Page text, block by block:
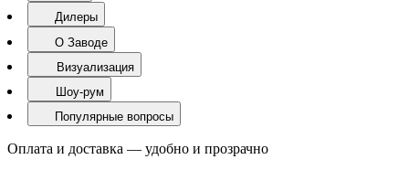
Дилеры
О Заводе
Визуализация
Шоу-рум
Популярные вопросы
Оплата и доставка — удобно и прозрачно